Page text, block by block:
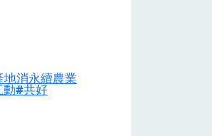
地消永續農業
動 共好